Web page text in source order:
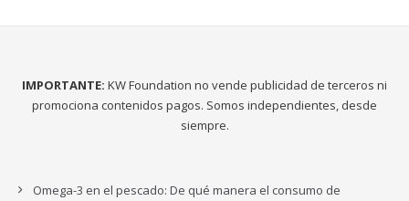
IMPORTANTE: KW Foundation no vende publicidad de terceros ni
promociona contenidos pagos. Somos independientes, desde
siempre.
Omega-3 en el pescado: De qué manera el consumo de